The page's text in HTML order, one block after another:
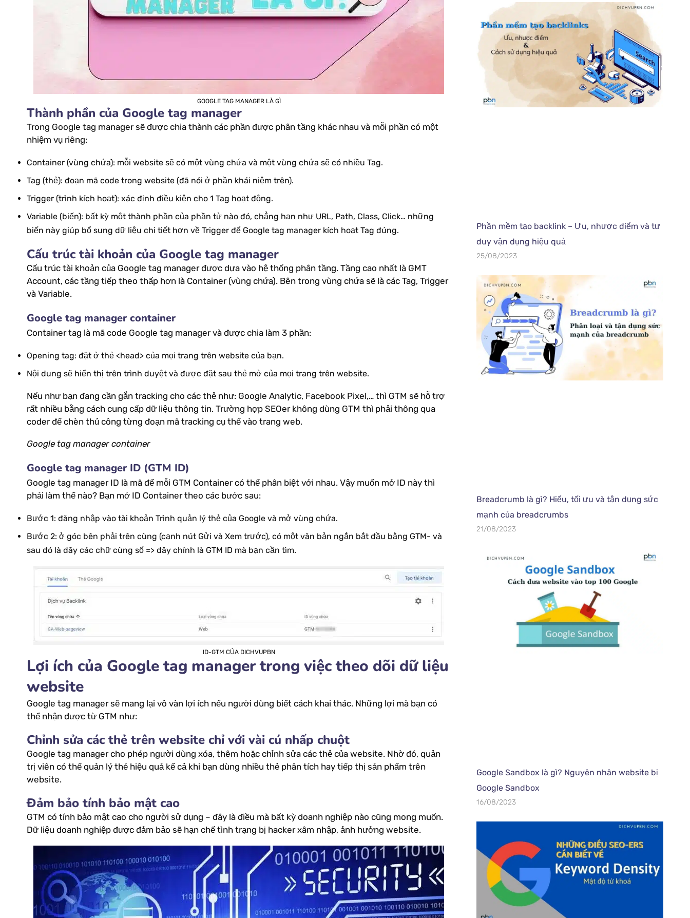
GOOGLE TAG MANAGER LÀ GÌ
Thành phần của Google tag manager
Trong Google tag manager sẽ được chia thành các phần được phân tầng khác nhau và mỗi phần có một
nhiệm vụ riêng:
Container (vùng chứa): mỗi website sẽ có một vùng chứa và một vùng chứa sẽ có nhiều Tag.
Tag (thẻ): đoạn mã code trong website (đã nói ở phần khái niệm trên).
Trigger (trình kích hoạt): xác định điều kiện cho 1 Tag hoạt động.
Variable (biến): bất kỳ một thành phần của phần tử nào đó, chẳng hạn như URL, Path, Class, Click… những
biến này giúp bổ sung dữ liệu chi tiết hơn về Trigger để Google tag manager kích hoạt Tag đúng.
Cấu trúc tài khoản của Google tag manager
Cấu trúc tài khoản của Google tag manager được dựa vào hệ thống phân tầng. Tầng cao nhất là GMT
Account, các tầng tiếp theo thấp hơn là Container (vùng chứa). Bên trong vùng chứa sẽ là các Tag, Trigger
và Variable.
Google tag manager container
Container tag là mã code Google tag manager và được chia làm 3 phần:
Opening tag: đặt ở thẻ <head> của mọi trang trên website của bạn.
Nội dung sẽ hiển thị trên trình duyệt và được đặt sau thẻ mở của mọi trang trên website.
Nếu như bạn đang cần gắn tracking cho các thẻ như: Google Analytic, Facebook Pixel,… thì GTM sẽ hỗ trợ
rất nhiều bằng cách cung cấp dữ liệu thông tin. Trường hợp SEOer không dùng GTM thì phải thông qua
coder để chèn thủ công từng đoạn mã tracking cụ thể vào trang web.
Google tag manager container
Google tag manager ID (GTM ID)
Google tag manager ID là mã để mỗi GTM Container có thể phân biệt với nhau. Vậy muốn mở ID này thì
phải làm thế nào? Bạn mở ID Container theo các bước sau:
Bước 1: đăng nhập vào tài khoản Trình quản lý thẻ của Google và mở vùng chứa.
Bước 2: ở góc bên phải trên cùng (cạnh nút Gửi và Xem trước), có một văn bản ngắn bắt đầu bằng GTM- và
sau đó là dãy các chữ cùng số => đây chính là GTM ID mà bạn cần tìm.
ID-GTM CỦA DICHVUPBN
Lợi ích của Google tag manager trong việc theo dõi dữ liệu
website
Google tag manager sẽ mang lại vô vàn lợi ích nếu người dùng biết cách khai thác. Những lợi mà bạn có
thể nhận được từ GTM như:
Chỉnh sửa các thẻ trên website chỉ với vài cú nhấp chuột
Google tag manager cho phép người dùng xóa, thêm hoặc chỉnh sửa các thẻ của website. Nhờ đó, quản
trị viên có thể quản lý thẻ hiệu quả kể cả khi bạn dùng nhiều thẻ phân tích hay tiếp thị sản phẩm trên
website.
Đảm bảo tính bảo mật cao
GTM có tính bảo mật cao cho người sử dụng – đây là điều mà bất kỳ doanh nghiệp nào cũng mong muốn.
Dữ liệu doanh nghiệp được đảm bảo sẽ hạn chế tình trạng bị hacker xâm nhập, ảnh hưởng website.
Phần mềm tạo backlink – Ưu, nhược điểm và tư
duy vận dụng hiệu quả
25/08/2023
Breadcrumb là gì? Hiểu, tối ưu và tận dụng sức
mạnh của breadcrumbs
21/08/2023
Google Sandbox là gì? Nguyên nhân website bị
Google Sandbox
16/08/2023